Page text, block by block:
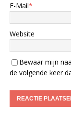
E-Mail*
Website
Bewaar mijn
de volgende keer